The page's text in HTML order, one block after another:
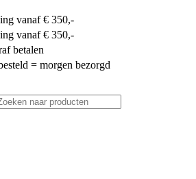
vanaf € 350,-
vanaf € 350,-
betalen
= morgen bezorgd